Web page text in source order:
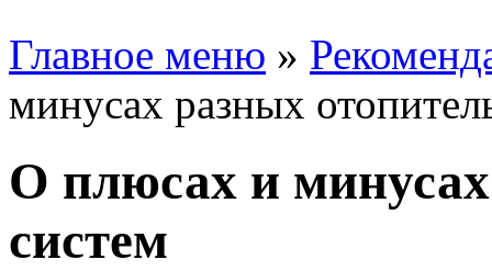
Главное меню »
минусах разных
О плюсах и
систем